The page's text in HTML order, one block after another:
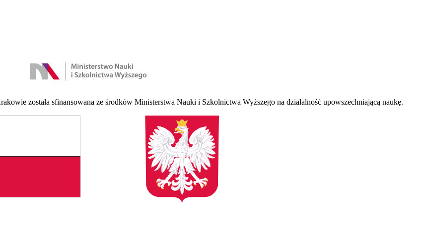
została sfinansowana ze środków Ministerstwa Nauki i Szkolnictwa Wyższego na działalność upowszechniającą naukę.